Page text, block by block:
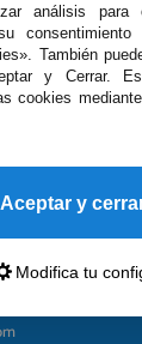
análisis para
También
y Cerrar.
cookies
Aceptar y
Modifica tu